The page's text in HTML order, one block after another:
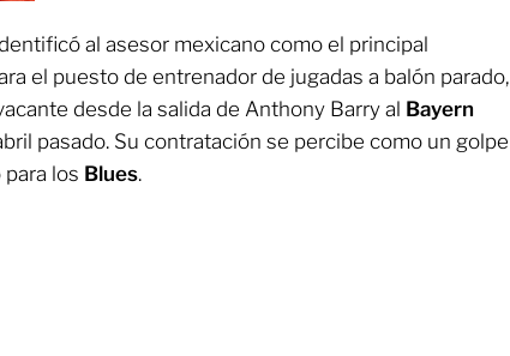
al asesor mexicano como el principal
el puesto de entrenador de jugadas a balón parado,
desde la salida de Anthony Barry al Bayern
pasado. Su contratación se percibe como un golpe
los Blues.